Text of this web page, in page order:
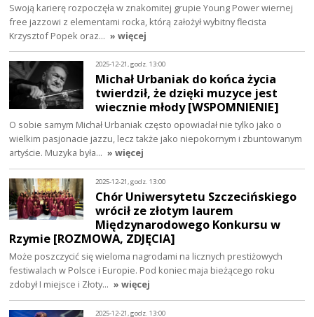
Swoją karierę rozpoczęła w znakomitej grupie Young Power wiernej
free jazzowi z elementami rocka, którą założył wybitny flecista
Krzysztof Popek oraz… » więcej
2025-12-21, godz. 13:00
Michał Urbaniak do końca życia
twierdził, że dzięki muzyce jest
wiecznie młody [WSPOMNIENIE]
O sobie samym Michał Urbaniak często opowiadał nie tylko jako o
wielkim pasjonacie jazzu, lecz także jako niepokornym i zbuntowanym
artyście. Muzyka była… » więcej
2025-12-21, godz. 13:00
Chór Uniwersytetu Szczecińskiego
wrócił ze złotym laurem
Międzynarodowego Konkursu w
Rzymie [ROZMOWA, ZDJĘCIA]
Może poszczycić się wieloma nagrodami na licznych prestiżowych
festiwalach w Polsce i Europie. Pod koniec maja bieżącego roku
zdobył I miejsce i Złoty… » więcej
2025-12-21, godz. 13:00